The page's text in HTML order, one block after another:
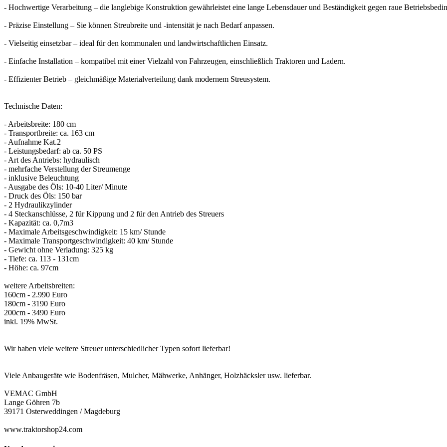
- Hochwertige Verarbeitung – die langlebige Konstruktion gewährleistet eine lange Lebensdauer und Beständigkeit gegen raue
- Präzise Einstellung – Sie können Streubreite und -intensität je nach Bedarf anpassen.
- Vielseitig einsetzbar – ideal für den kommunalen und landwirtschaftlichen Einsatz.
- Einfache Installation – kompatibel mit einer Vielzahl von Fahrzeugen, einschließlich Traktoren und Ladern.
- Effizienter Betrieb – gleichmäßige Materialverteilung dank modernem Streusystem.
Technische Daten:
- Arbeitsbreite: 180 cm
- Transportbreite: ca. 163 cm
- Aufnahme Kat.2
- Leistungsbedarf: ab ca. 50 PS
- Art des Antriebs: hydraulisch
- mehrfache Verstellung der Streumenge
- inklusive Beleuchtung
- Ausgabe des Öls: 10-40 Liter/ Minute
- Druck des Öls: 150 bar
- 2 Hydraulikzylinder
- 4 Steckanschlüsse, 2 für Kippung und 2 für den Antrieb des Streuers
- Kapazität: ca. 0,7m3
- Maximale Arbeitsgeschwindigkeit: 15 km/ Stunde
- Maximale Transportgeschwindigkeit: 40 km/ Stunde
- Gewicht ohne Verladung: 325 kg
- Tiefe: ca. 113 - 131cm
- Höhe: ca. 97cm
weitere Arbeitsbreiten:
160cm - 2.990 Euro
180cm - 3190 Euro
200cm - 3490 Euro
inkl. 19% MwSt.
Wir haben viele weitere Streuer unterschiedlicher Typen sofort lieferbar!
Viele Anbaugeräte wie Bodenfräsen, Mulcher, Mähwerke, Anhänger, Holzhäcksler usw. lieferbar.
VEMAC GmbH
Lange Göhren 7b
39171 Osterweddingen / Magdeburg
www.traktorshop24.com